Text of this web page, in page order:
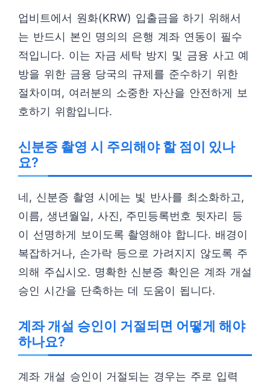
업비트에서 원화(KRW) 입출금을 하기 위해서
는 반드시 본인 명의의 은행 계좌 연동이 필수
적입니다. 이는 자금 세탁 방지 및 금융 사고 예
방을 위한 금융 당국의 규제를 준수하기 위한
절차이며, 여러분의 소중한 자산을 안전하게 보
호하기 위함입니다.
신분증 촬영 시 주의해야 할 점이 있나
요?
네, 신분증 촬영 시에는 빛 반사를 최소화하고,
이름, 생년월일, 사진, 주민등록번호 뒷자리 등
이 선명하게 보이도록 촬영해야 합니다. 배경이
복잡하거나, 손가락 등으로 가려지지 않도록 주
의해 주십시오. 명확한 신분증 확인은 계좌 개설
승인 시간을 단축하는 데 도움이 됩니다.
계좌 개설 승인이 거절되면 어떻게 해야
하나요?
계좌 개설 승인이 거절되는 경우는 주로 입력